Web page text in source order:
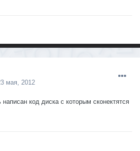
мая, 2012
код диска с которым сконектятся